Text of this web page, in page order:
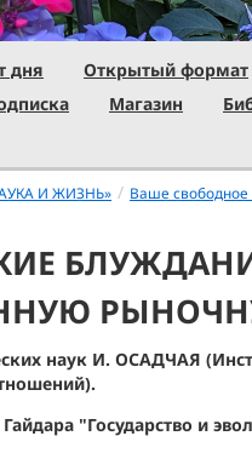
дня
Открытый формат
Магазин
И ЖИЗНЬ» / Ваше
наук И. ОСАДЧАЯ
"Государство и